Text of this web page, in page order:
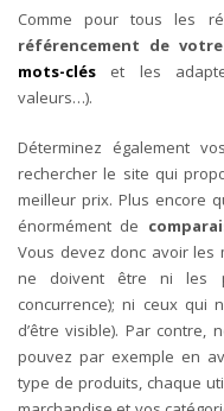
Comme pour tous les
référencement de votre
mots-clés
et les
valeurs…).
Déterminez également
rechercher le site qui
meilleur prix. Plus encore
énormément de
Vous devez donc avoir les
ne doivent être ni les
concurrence); ni ceux qui
d’être visible). Par contre,
pouvez par exemple en
type de produits, chaque